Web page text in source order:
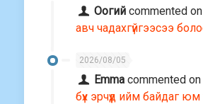
Оогий commented
авч чадахгүйгээсээ
2026/08/05
Emma commented on
бүх эрчүүд ийм байдаг юм